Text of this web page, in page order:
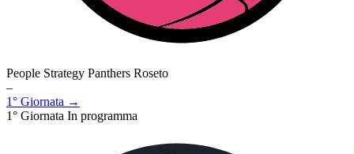
People Strategy Panthers Roseto
–
1° Giornata →
1° Giornata In programma